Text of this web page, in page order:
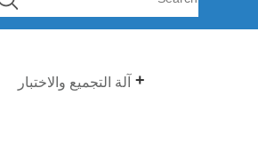
آلة التجميع والاختبار